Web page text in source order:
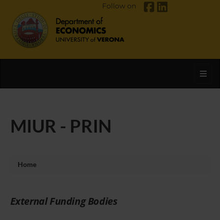
Follow on
MIUR - PRIN
Home
External Funding Bodies